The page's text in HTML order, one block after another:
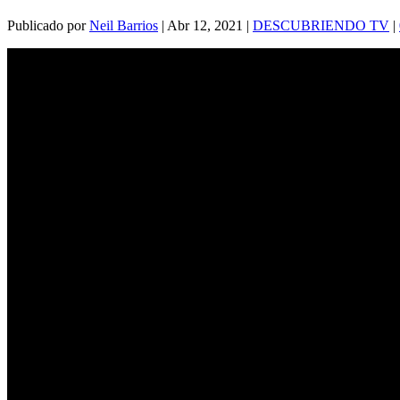
Publicado porNeil Barrios | Abr 12, 2021 | DESCUBRIENDO TV |